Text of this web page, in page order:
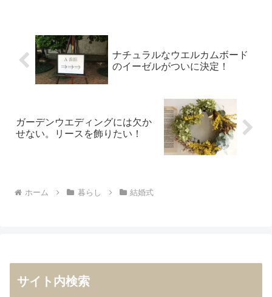
ナチュラルなウエルカムボード
のイーゼルがついに決定！
ガーデンウエディングには欠か
せない。リースを飾りたい！
ホーム 暮らし 結婚式
サイト内検索